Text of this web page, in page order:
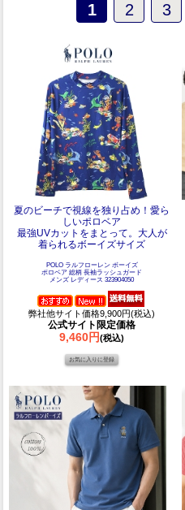
1 2 3
夏のビーチで視線を独り占め！愛ら
しいポロベア
最強UVカットをまとって。大人が
着られるボーイズサイズ
POLO ラルフローレン ボーイズ
ポロベア 総柄 長袖ラッシュガード
メンズ レディース 323904050
弊社他サイト価格9,900円(税込)
公式サイト限定価格
9,460円(税込)